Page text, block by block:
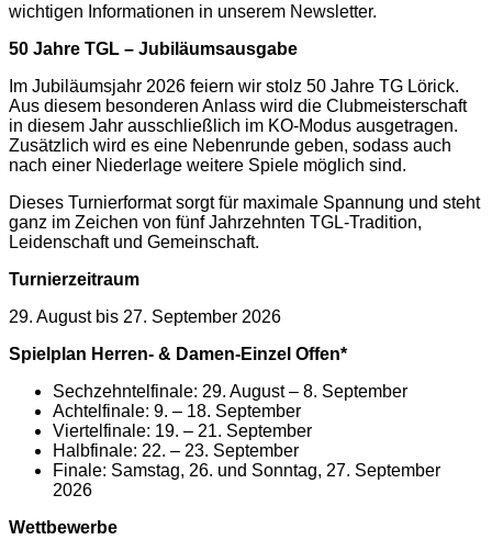
wichtigen Informationen in unserem Newsletter.
50 Jahre TGL – Jubiläumsausgabe
Im Jubiläumsjahr 2026 feiern wir stolz 50 Jahre TG Lörick.
Aus diesem besonderen Anlass wird die Clubmeisterschaft
in diesem Jahr ausschließlich im KO-Modus ausgetragen.
Zusätzlich wird es eine Nebenrunde geben, sodass auch
nach einer Niederlage weitere Spiele möglich sind.
Dieses Turnierformat sorgt für maximale Spannung und steht
ganz im Zeichen von fünf Jahrzehnten TGL-Tradition,
Leidenschaft und Gemeinschaft.
Turnierzeitraum
29. August bis 27. September 2026
Spielplan Herren- & Damen-Einzel Offen*
Sechzehntelfinale: 29. August – 8. September
Achtelfinale: 9. – 18. September
Viertelfinale: 19. – 21. September
Halbfinale: 22. – 23. September
Finale: Samstag, 26. und Sonntag, 27. September
2026
Wettbewerbe